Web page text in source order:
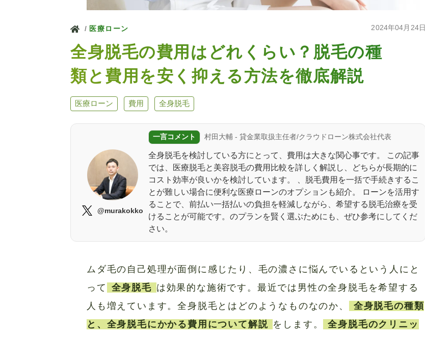
ホーム
医療ローン
全身脱毛の費用はどれくらい？脱毛の種
類と費用を安く抑える方法を徹底解説
医療ローン 費用 全身脱毛
2024年04月24日
@murakokko
一言コメント 村田大輔 - 貸金業取扱主任者/クラウドローン株式会社代表
全身脱毛を検討している方にとって、費用は大きな関心事です。 この記事
では、医療脱毛と美容脱毛の費用比較を詳しく解説し、どちらが長期的に
コスト効率が良いかを検討しています。 、脱毛費用を一括で手続きするこ
とが難しい場合に便利な医療ローンのオプションも紹介。 ローンを活用す
ることで、前払い一括払いの負担を軽減しながら、希望する脱毛治療を受
けることが可能です。のプランを賢く選ぶためにも、ぜひ参考にしてくだ
さい。
ムダ毛の自己処理が面倒に感じたり、毛の濃さに悩んでいるという人にと
って
全身脱毛 は効果的な施術です。最近では男性の全身脱毛を希望する
人も増えています。全身脱毛とはどのようなものなのか、
全身脱毛の種類
と、全身脱毛にかかる費用について解説 をします。
全身脱毛のクリニッ